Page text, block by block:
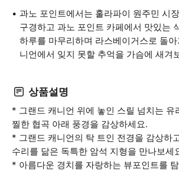
과노 포인트에서는 훌라파이 원주민 시
구경하고 과노 포인트 카페에서 맛있는
하루를 마무리하며 라스베이거스로 돌
니언에서 잊지 못할 추억을 가슴에 새겨
상품설명
* 그랜드 캐니언 위에 놓인 스릴 넘치는 유
찔한 협곡 아래 풍경을 감상하세요.
* 그랜드 캐니언의 탁 트인 전경을 감상하
수리를 닮은 독특한 암석 지형을 만나보세
* 아름다운 경치를 자랑하는 뷰포인트를